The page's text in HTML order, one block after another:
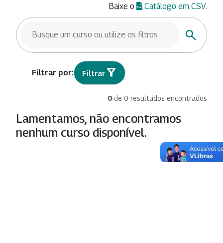
Baixe o Catálogo em CSV.
BUSCAR CURSOS
Buscar
Filtrar
0de 0 resultados encontrados
Lamentamos, não encontramos
nenhum curso disponível.